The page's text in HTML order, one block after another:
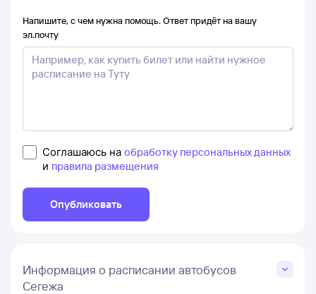
Напишите, с чем нужна помощь. Ответ придёт на вашу
эл.почту
Соглашаюсь на обработку персональных данных
и правила размещения
Опубликовать
Информация о расписании автобусов
Сегежа